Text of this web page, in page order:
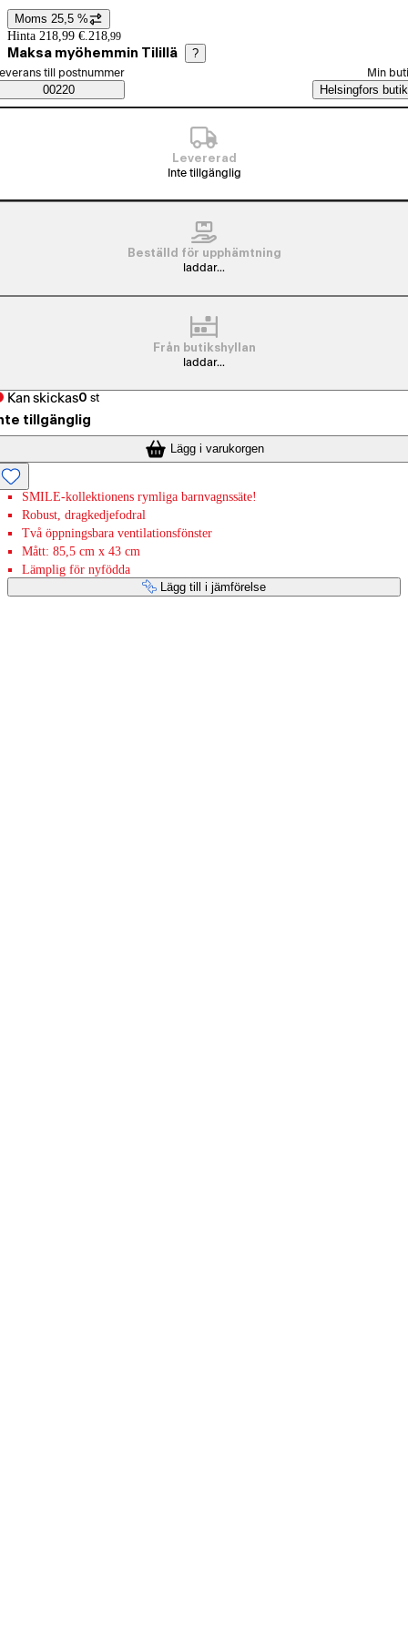
Prisinformation
Moms 25,5 %
Hinta 218,99 €. 218,99
Maksa myöhemmin Tilillä ?
Saatavuustiedot
beställningssätt
till postnummer
00220
Min
Helsingfors butik
Levererad
Inte tillgänglig
Beställd för upphämtning
laddar...
Från butikshyllan
laddar...
Kan skickas0 st
tillgänglig
Lägg i varukorgen
SMILE-kollektionens rymliga barnvagnssäte!
Robust, dragkedjefodral
Två öppningsbara ventilationsfönster
Mått: 85,5 cm x 43 cm
Lämplig för nyfödda
Lägg till i jämförelse